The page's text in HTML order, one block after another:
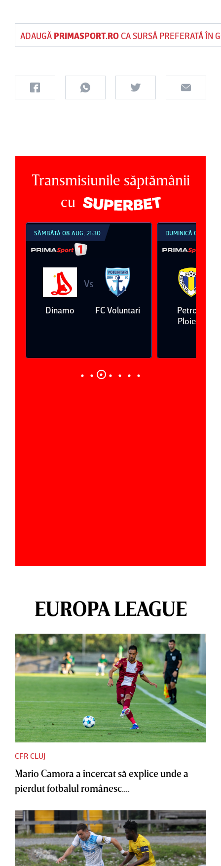
ADAUGĂ PRIMASPORT.ROCA SURSĂ PREFERATĂ ÎN
Transmisiunile săptămânii
cu
SÂMBĂTĂ 08 AUG, 21:30
Dinamo
Vs
FC Voluntari
DUMINICĂ 09 AUG,
Petrolul
Ploieşti
EUROPA LEAGUE
CFR CLUJ
Mario Camora a încercat să explice unde a
pierdut fotbalul românesc....